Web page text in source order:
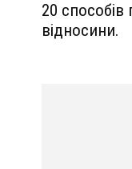
20 способів
відносини.